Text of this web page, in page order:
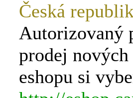
Česká
Autorizovaný
prodej
eshopu si